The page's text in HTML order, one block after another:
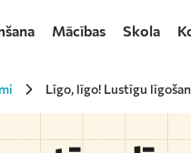
Mācības Skola
Līgo, līgo! Lustīgu